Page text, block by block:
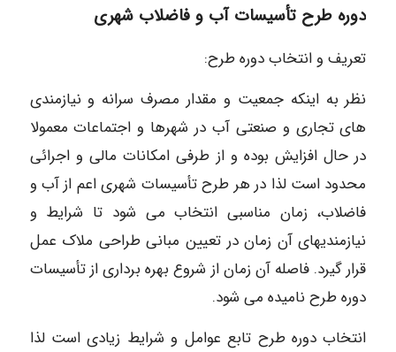
دوره طرح تأسیسات آب و فاضلاب شهری
تعریف و انتخاب دوره طرح:
نظر به اینکه جمعیت و مقدار مصرف سرانه و نیازمندی
های تجاری و صنعتی آب در شهرها و اجتماعات معمولا
در حال افزایش بوده و از طرفی امکانات مالی و اجرائی
محدود است لذا در هر طرح تأسیسات شهری اعم از آب و
فاضلاب، زمان مناسبی انتخاب می شود تا شرایط و
نیازمندیهای آن زمان در تعیین مبانی طراحی ملاک عمل
قرار گیرد. فاصله آن زمان از شروع بهره برداری از تأسیسات
دوره طرح نامیده می شود.
انتخاب دوره طرح تابع عوامل و شرایط زیادی است لذا